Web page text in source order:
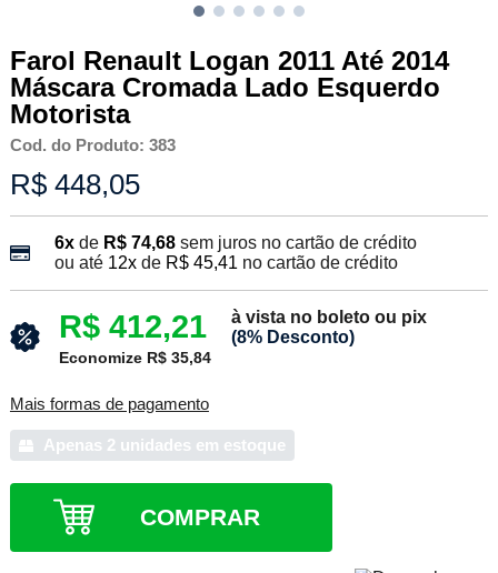
Farol Renault Logan 2011 Até 2014
Máscara Cromada Lado Esquerdo
Motorista
Cod. do Produto: 383
R$ 448,05
6xde R$ 74,68 sem juros no cartão de crédito
ou até 12xde R$ 45,41 no cartão de crédito
R$ 412,21
à vista no boleto ou pix
(8% Desconto)
Economize R$ 35,84
Mais formas de pagamento
Apenas 2 unidades em estoque
COMPRAR